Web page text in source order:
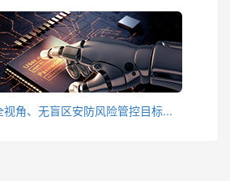
视角、无盲区安防风险管控目标...